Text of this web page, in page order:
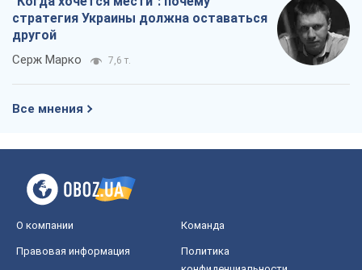
стратегия Украины должна оставаться
другой
Серж Марко 7,6 т.
Все мнения
О компании Команда
Правовая информация
Политика